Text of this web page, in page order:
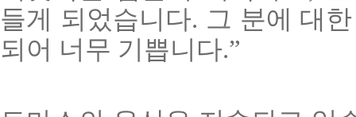
들게 되었습니다. 그 분에 대
되어 너무 기쁩니다.”